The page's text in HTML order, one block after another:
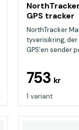
GPS tracker
NorthTracker
tyverisikring, der
GPS’en sender
753 kr
1 variant